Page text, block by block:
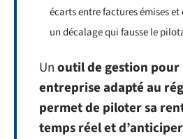
écarts entre factures émises et
un décalage qui fausse le
Unoutil de gestion
entreprise adapté au
permet de piloter sa
temps réel et